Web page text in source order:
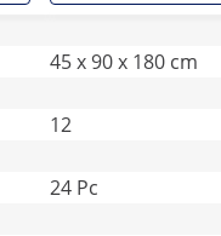
45 x 90 x 180 cm
12
24 Pc